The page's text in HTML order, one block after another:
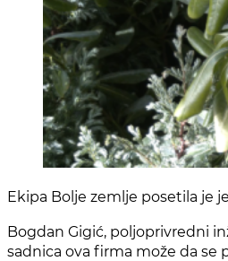
Ekipa Bolje zemlje posetila je
Bogdan Gigić, poljoprivredni
sadnica ova firma može da se